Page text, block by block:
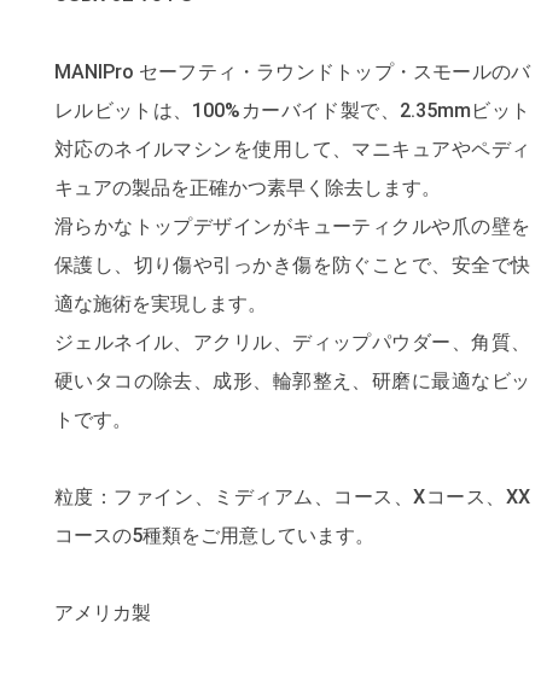
MANIPro セーフティ・ラウンドトップ・スモールのバ
レルビットは、100%カーバイド製で、2.35mmビット
対応のネイルマシンを使用して、マニキュアやペディ
キュアの製品を正確かつ素早く除去します。
滑らかなトップデザインがキューティクルや爪の壁を
保護し、切り傷や引っかき傷を防ぐことで、安全で快
適な施術を実現します。
ジェルネイル、アクリル、ディップパウダー、角質、
硬いタコの除去、成形、輪郭整え、研磨に最適なビッ
トです。
粒度：ファイン、ミディアム、コース、Xコース、XX
コースの5種類をご用意しています。
アメリカ製